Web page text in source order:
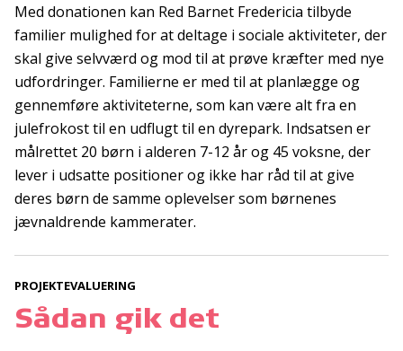
Med donationen kan Red Barnet Fredericia tilbyde
familier mulighed for at deltage i sociale aktiviteter, der
skal give selvværd og mod til at prøve kræfter med nye
udfordringer. Familierne er med til at planlægge og
gennemføre aktiviteterne, som kan være alt fra en
julefrokost til en udflugt til en dyrepark. Indsatsen er
målrettet 20 børn i alderen 7-12 år og 45 voksne, der
lever i udsatte positioner og ikke har råd til at give
deres børn de samme oplevelser som børnenes
jævnaldrende kammerater.
PROJEKTEVALUERING
Sådan gik det
Tilmeld nyhedsbrev
De seneste nyheder om TrygFondens og TryghedsGruppens
aktiviteter direkte i din indbakke.
Tilmeld